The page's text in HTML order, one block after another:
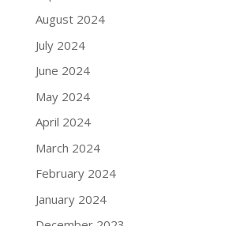
August 2024
July 2024
June 2024
May 2024
April 2024
March 2024
February 2024
January 2024